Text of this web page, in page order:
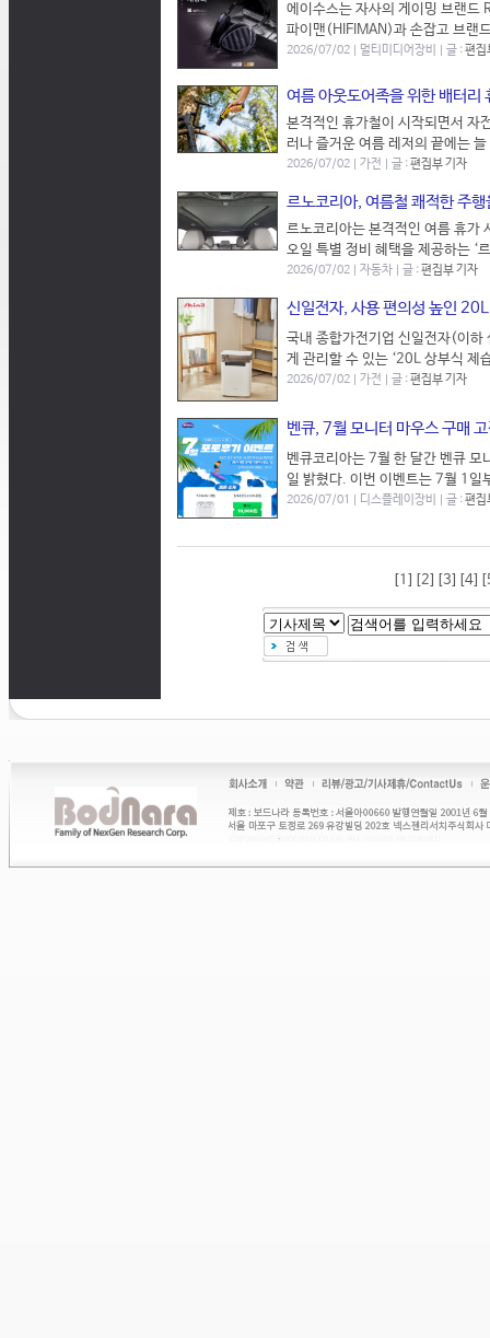
에이수스는 자사의 게이밍 브랜
파이맨(HIFIMAN)과 손잡고 브랜
2026/07/02 | 멀티미디어장비 | 글 :편집
여름 아웃도어족을 위한 배터
본격적인 휴가철이 시작되면서 자
러나 즐거운 여름 레저의 끝에는
2026/07/02 | 가전 | 글 :편집부 기자
르노코리아, 여름철 쾌적한 주
르노코리아는 본격적인 여름 휴가
오일 특별 정비 혜택을 제공하는 ‘
2026/07/02 | 자동차 | 글 :편집부 기자
신일전자, 사용 편의성 높인
국내 종합가전기업 신일전자(이하
게 관리할 수 있는 ‘20L 상부식 제
2026/07/02 | 가전 | 글 :편집부 기자
벤큐, 7월 모니터 마우스 구매
벤큐코리아는 7월 한 달간 벤큐 모
일 밝혔다. 이번 이벤트는 7월 1일
2026/07/01 | 디스플레이장비 | 글 :편집
[1] [2] [3] [4]